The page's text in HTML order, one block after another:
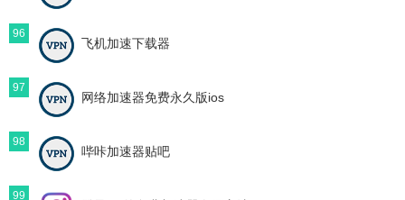
96
飞机加速下载器
97
网络加速器免费永久版ios
98
哔咔加速器贴吧
99